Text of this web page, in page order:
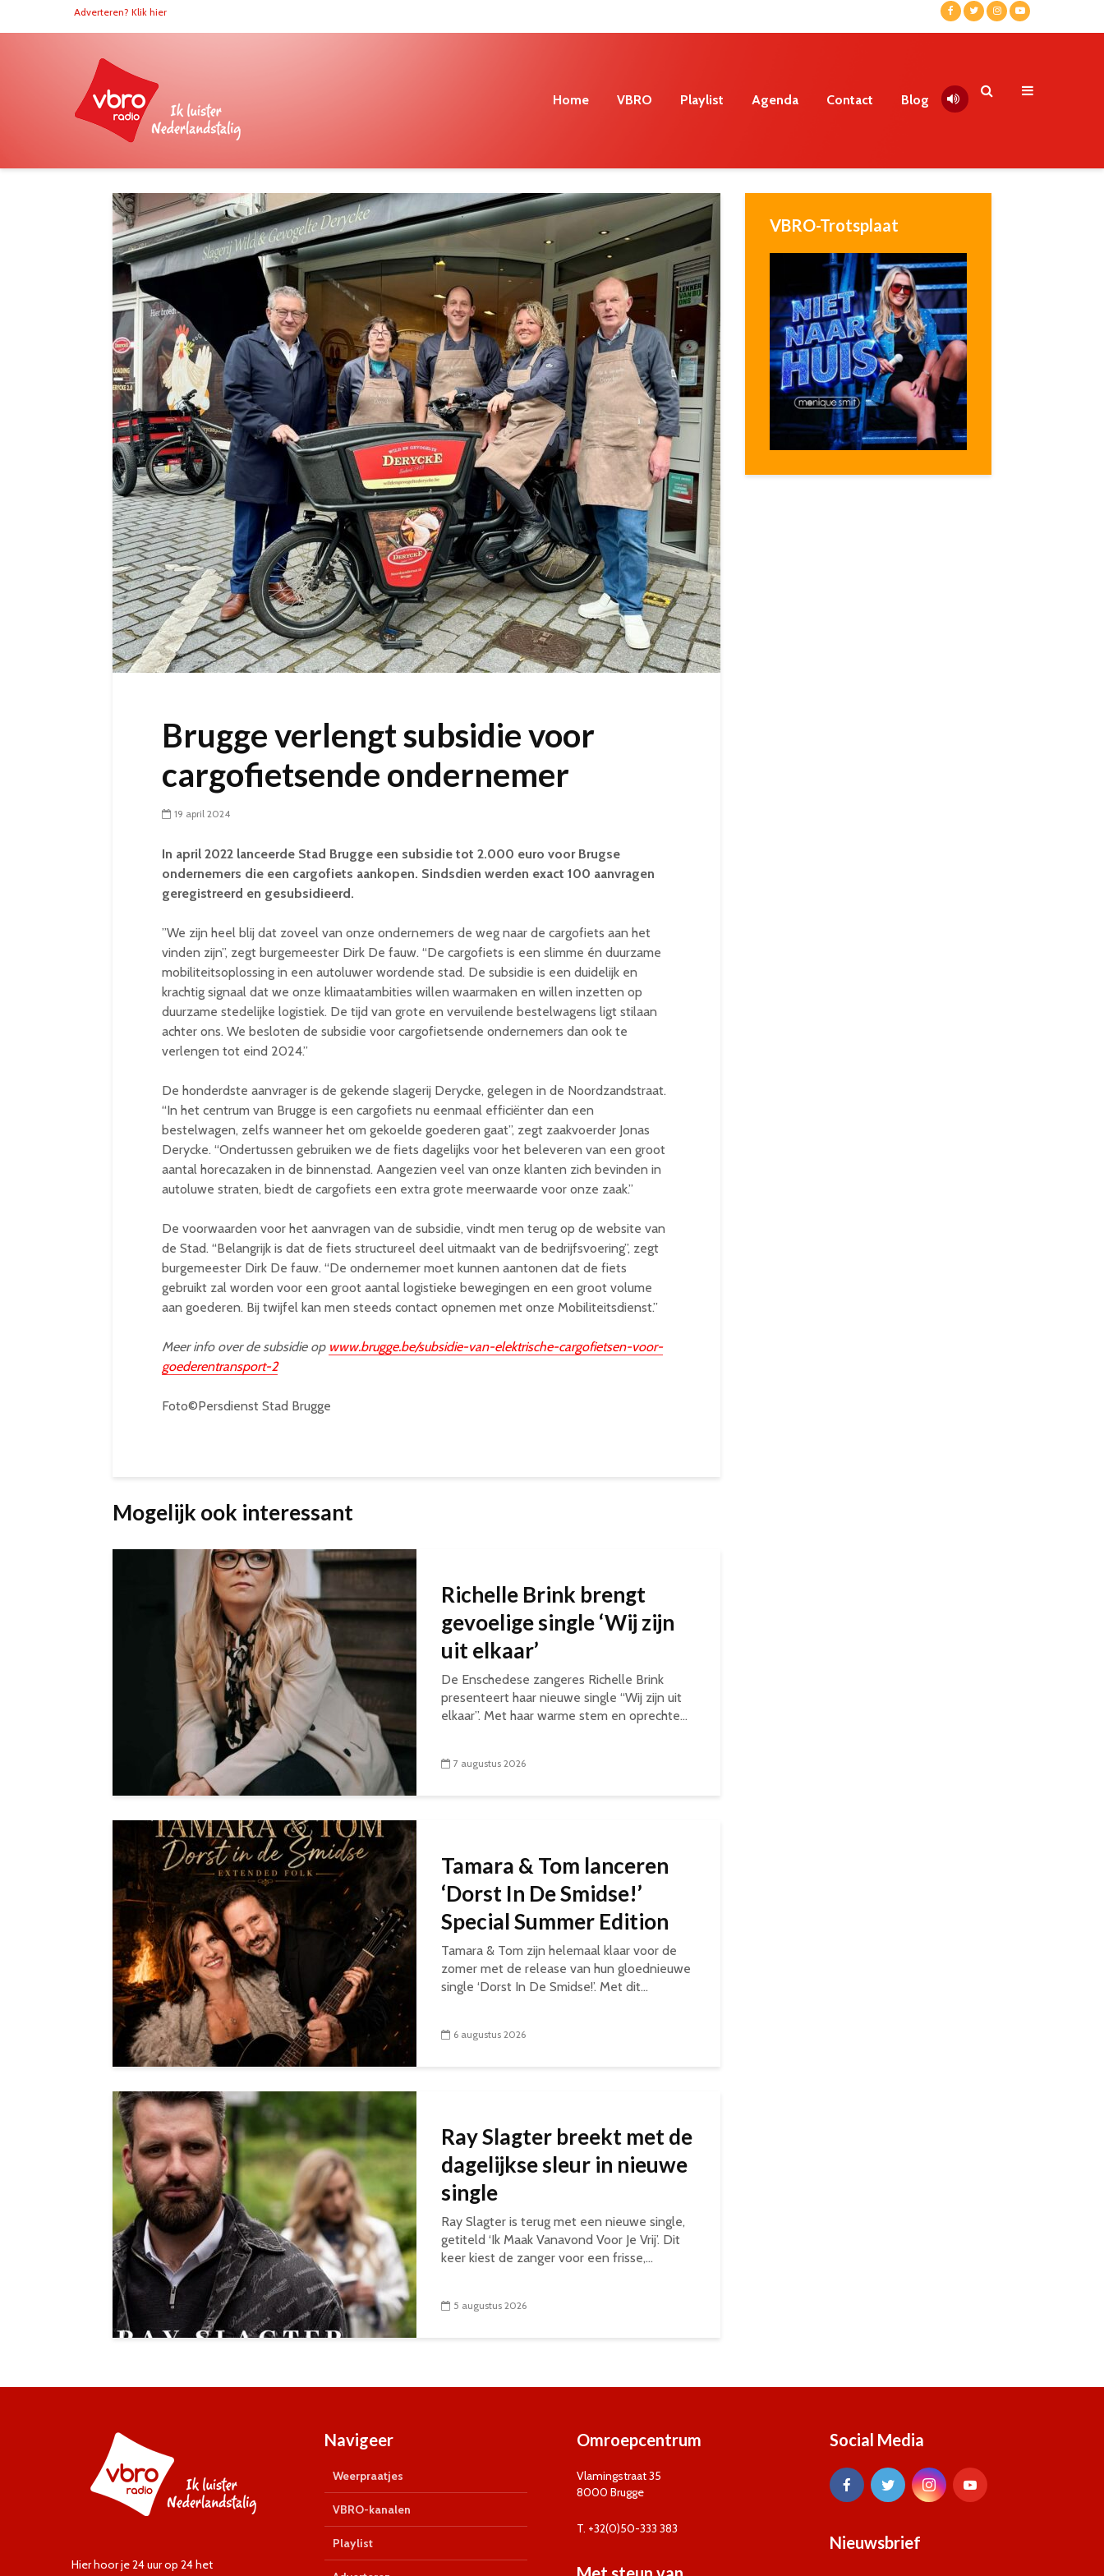
Adverteren? Klik hier
Home VBRO Playlist Agenda Contact Blog
Brugge verlengt subsidie voor
cargofietsende ondernemer
19 april 2024
In april 2022 lanceerde Stad Brugge een subsidie tot 2.000 euro voor Brugse
ondernemers die een cargofiets aankopen. Sindsdien werden exact 100 aanvragen
geregistreerd en gesubsidieerd.
”We zijn heel blij dat zoveel van onze ondernemers de weg naar de cargofiets aan het
vinden zijn”, zegt burgemeester Dirk De fauw. “De cargofiets is een slimme én duurzame
mobiliteitsoplossing in een autoluwer wordende stad. De subsidie is een duidelijk en
krachtig signaal dat we onze klimaatambities willen waarmaken en willen inzetten op
duurzame stedelijke logistiek. De tijd van grote en vervuilende bestelwagens ligt stilaan
achter ons. We besloten de subsidie voor cargofietsende ondernemers dan ook te
verlengen tot eind 2024.”
De honderdste aanvrager is de gekende slagerij Derycke, gelegen in de Noordzandstraat.
“In het centrum van Brugge is een cargofiets nu eenmaal efficiënter dan een
bestelwagen, zelfs wanneer het om gekoelde goederen gaat”, zegt zaakvoerder Jonas
Derycke. “Ondertussen gebruiken we de fiets dagelijks voor het beleveren van een groot
aantal horecazaken in de binnenstad. Aangezien veel van onze klanten zich bevinden in
autoluwe straten, biedt de cargofiets een extra grote meerwaarde voor onze zaak.”
De voorwaarden voor het aanvragen van de subsidie, vindt men terug op de website van
de Stad. “Belangrijk is dat de fiets structureel deel uitmaakt van de bedrijfsvoering”, zegt
burgemeester Dirk De fauw. “De ondernemer moet kunnen aantonen dat de fiets
gebruikt zal worden voor een groot aantal logistieke bewegingen en een groot volume
aan goederen. Bij twijfel kan men steeds contact opnemen met onze Mobiliteitsdienst.”
Meer info over de subsidie op www.brugge.be/subsidie-van-elektrische-cargofietsen-voor-
goederentransport-2
Foto©Persdienst Stad Brugge
Mogelijk ook interessant
Richelle Brink brengt
gevoelige single ‘Wij zijn
uit elkaar’
De Enschedese zangeres Richelle Brink
presenteert haar nieuwe single “Wij zijn uit
elkaar”. Met haar warme stem en oprechte...
7 augustus 2026
Tamara & Tom lanceren
‘Dorst In De Smidse!’
Special Summer Edition
Tamara & Tom zijn helemaal klaar voor de
zomer met de release van hun gloednieuwe
single ‘Dorst In De Smidse!’. Met dit...
6 augustus 2026
Ray Slagter breekt met de
dagelijkse sleur in nieuwe
single
Ray Slagter is terug met een nieuwe single,
getiteld ‘Ik Maak Vanavond Voor Je Vrij’. Dit
keer kiest de zanger voor een frisse,...
5 augustus 2026
VBRO-Trotsplaat
Hier hoor je 24 uur op 24 het
Navigeer
Weerpraatjes
VBRO-kanalen
Playlist
Omroepcentrum
Vlamingstraat 35
8000 Brugge
T. +32(0)50-333 383
Social Media
Nieuwsbrief